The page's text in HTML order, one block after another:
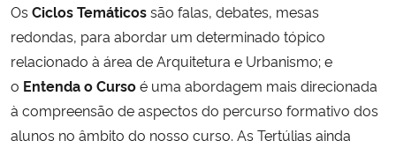
Ministério do Meio Ambiente
Ministério do Turismo
Ministério do Desenvolvimento Regional
Os Ciclos Temáticossão falas, debates, mesas
redondas, para abordar um determinado tópico
relacionado à área de Arquitetura e Urbanismo; e
o Entenda o Cursoé uma abordagem mais direcionada
à compreensão de aspectos do percurso formativo dos
alunos no âmbito do nosso curso. As Tertúlias ainda